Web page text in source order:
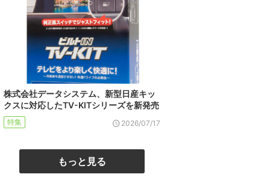
株式会社データシステム、新型日産キッ
クスに対応したTV-KITシリーズを新発売
特集 2026/07/17
もっと見る